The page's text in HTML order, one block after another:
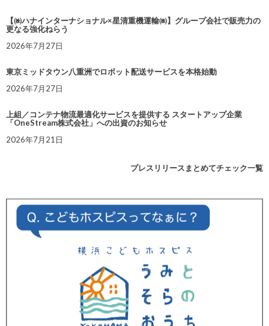
【㈱ハナインターナショナル×星清重機運輸㈱】グループ会社で販売力の
更なる強化ねらう
2026年7月27日
東京ミッドタウン八重洲でロボット配送サービスを本格始動
2026年7月27日
上組／コンテナ物流最適化サービスを提供する スタートアップ企業
「OneStream株式会社」への出資のお知らせ
2026年7月21日
プレスリリースまとめてチェック一覧